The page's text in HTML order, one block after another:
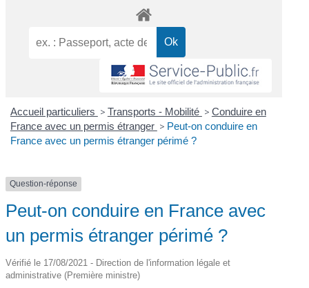
Accueil particuliers > Transports - Mobilité > Conduire en
France avec un permis étranger > Peut-on conduire en
France avec un permis étranger périmé ?
Question-réponse
Peut-on conduire en France avec
un permis étranger périmé ?
Vérifié le 17/08/2021 - Direction de l'information légale et
administrative (Première ministre)